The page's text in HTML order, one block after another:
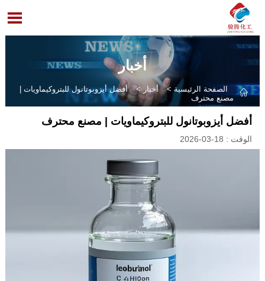

أخبار
 الصفحة الرئيسية> أخبار>
أفضل أيزوبوتانول للبتروكيماويات |
مصنع محترف
أفضل أيزوبوتانول للبتروكيماويات | مصنع محترف
الوقت : 18-03-2026